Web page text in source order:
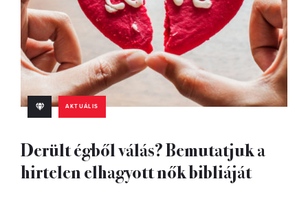
AKTUÁLIS
Derült égből válás? Bemutatjuk a
hirtelen elhagyott nők bibliáját